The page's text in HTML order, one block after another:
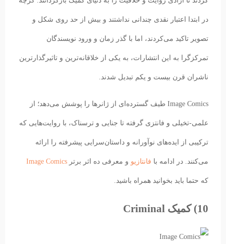
در ابتدا اعتبار نقدی چندانی نداشتند و بیش از حد روی شکل و
تصویر تاکید می‌کردند، اما با گذر زمان و ورود نویسندگان
تمرکزگرا به این انتشارات، به یکی از خلاقانه‌ترین و تاثیرگذارترین
ناشران قرن بیست و یکم تبدیل شدند.
Image Comics طیف گسترده‌ای از ژانرها را پوشش می‌دهد؛ از
علمی-تخیلی و فانتزی گرفته تا جنایی و ترسناک، با روایت‌هایی که
ترکیبی از ایده‌های نوآورانه و داستان‌سرایی پیشرفته را ارائه
می‌کنند. در ادامه با فانتازیو و معرفی ده اثر برتر Image Comics
که حتما باید بخوانید همراه باشید.
10) کمیک Criminal